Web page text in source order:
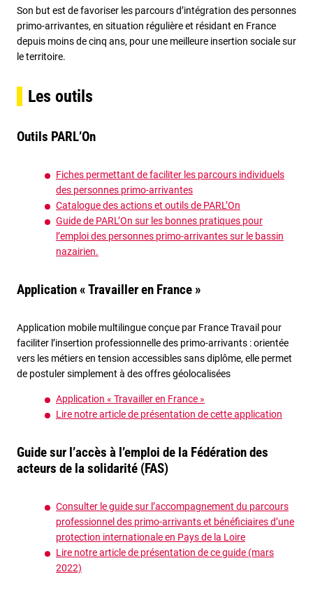
Son but est de favoriser les parcours d’intégration des personnes
primo-arrivantes, en situation régulière et résidant en France
depuis moins de cinq ans, pour une meilleure insertion sociale sur
le territoire.
Les outils
Outils PARL’On
Fiches permettant de faciliter les parcours individuels
des personnes primo-arrivantes
Catalogue des actions et outils de PARL’On
Guide de PARL’On sur les bonnes pratiques pour
l’emploi des personnes primo-arrivantes sur le bassin
nazairien.
Application«Travailler en France »
Application mobile multilingue conçue par France Travail pour
faciliter l’insertion professionnelle des primo-arrivants : orientée
vers les métiers en tension accessibles sans diplôme, elle permet
de postuler simplement à des offres géolocalisées
Application « Travailler en France »
Lire notre article de présentation de cette application
Guide sur l’accès à l’emploi de la Fédération des
acteurs de la solidarité (FAS)
Consulter le guide sur l’accompagnement du parcours
professionnel des primo-arrivants et bénéficiaires d’une
protection internationale en Pays de la Loire
Lire notre article de présentation de ce guide (mars
2022)